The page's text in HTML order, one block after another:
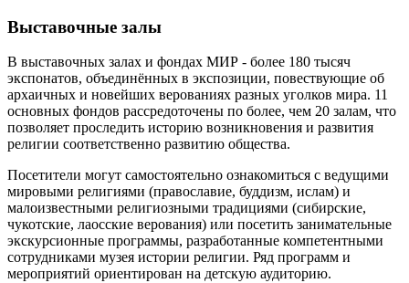
Выставочные залы
В выставочных залах и фондах МИР - более 180 тысяч
экспонатов, объединённых в экспозиции, повествующие об
архаичных и новейших верованиях разных уголков мира. 11
основных фондов рассредоточены по более, чем 20 залам, что
позволяет проследить историю возникновения и развития
религии соответственно развитию общества.
Посетители могут самостоятельно ознакомиться с ведущими
мировыми религиями (православие, буддизм, ислам) и
малоизвестными религиозными традициями (сибирские,
чукотские, лаосские верования) или посетить занимательные
экскурсионные программы, разработанные компетентными
сотрудниками музея истории религии. Ряд программ и
мероприятий ориентирован на детскую аудиторию.